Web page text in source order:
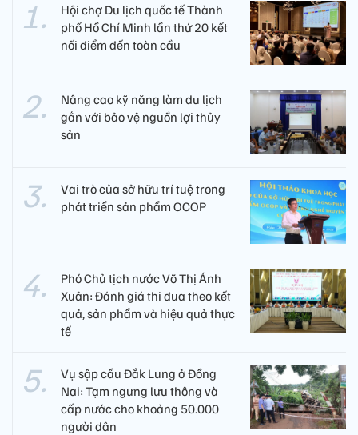
Hội chợ Du lịch quốc tế Thành
phố Hồ Chí Minh lần thứ 20 kết
nối điểm đến toàn cầu
Nâng cao kỹ năng làm du lịch
gắn với bảo vệ nguồn lợi thủy
sản
Vai trò của sở hữu trí tuệ trong
phát triển sản phẩm OCOP
Phó Chủ tịch nước Võ Thị Ánh
Xuân: Đánh giá thi đua theo kết
quả, sản phẩm và hiệu quả thực
tế
Vụ sập cầu Đắk Lung ở Đồng
Nai: Tạm ngưng lưu thông và
cấp nước cho khoảng 50.000
người dân